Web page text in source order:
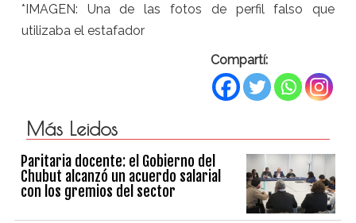
*IMAGEN: Una de las fotos de perfil falso que
utilizaba el estafador
Compartí:
Más Leidos
Paritaria docente: el Gobierno del
Chubut alcanzó un acuerdo salarial
con los gremios del sector